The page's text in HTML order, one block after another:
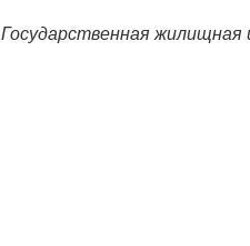
Государственная жилищная